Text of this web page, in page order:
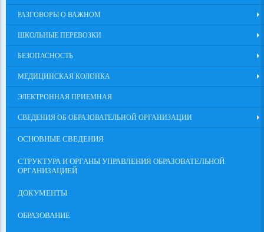
РАЗГОВОРЫ О ВАЖНОМ
ШКОЛЬНЫЕ ПЕРЕВОЗКИ
БЕЗОПАСНОСТЬ
МЕДИЦИНСКАЯ КОЛОНКА
ЭЛЕКТРОННАЯ ПРИЕМНАЯ
СВЕДЕНИЯ ОБ ОБРАЗОВАТЕЛЬНОЙ ОРГАНИЗАЦИИ
ОСНОВНЫЕ СВЕДЕНИЯ
СТРУКТУРА И ОРГАНЫ УПРАВЛЕНИЯ ОБРАЗОВАТЕЛЬНОЙ
ОРГАНИЗАЦИЕЙ
ДОКУМЕНТЫ
ОБРАЗОВАНИЕ